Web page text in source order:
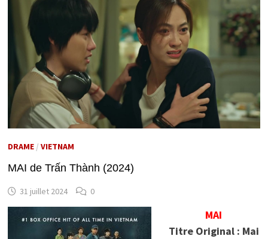
DRAME/ VIETNAM
MAI de Trấn Thành (2024)
31 juillet 2024 0
MAI
Titre Original : Mai